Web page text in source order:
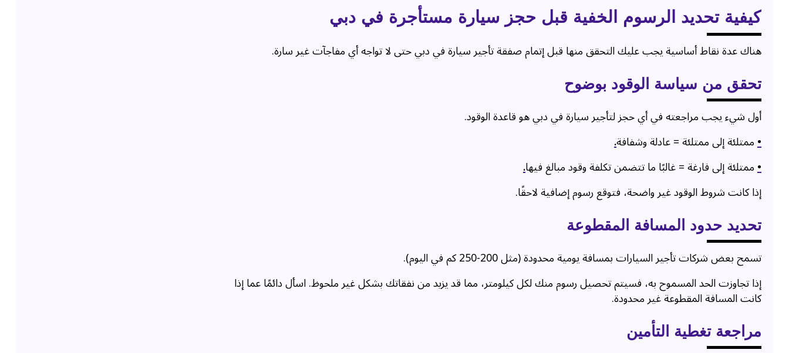
كيفية تحديد الرسوم الخفية قبل حجز سيارة مستأجرة في دبي
هناك عدة نقاط أساسية يجب عليك التحقق منها قبل إتمام صفقة تأجير سيارة في دبي حتى لا تواجه أي مفاجآت غير سارة.
تحقق من سياسة الوقود بوضوح
أول شيء يجب مراجعته في أي حجز لتأجير سيارة في دبي هو قاعدة الوقود.
•ممتلئة إلى ممتلئة = عادلة وشفافة.
•ممتلئة إلى فارغة = غالبًا ما تتضمن تكلفة وقود مبالغ فيها.
إذا كانت شروط الوقود غير واضحة، فتوقع رسوم إضافية لاحقًا.
تحديد حدود المسافة المقطوعة
تسمح بعض شركات تأجير السيارات بمسافة يومية محدودة (مثل 200-250 كم في اليوم).
إذا تجاوزت الحد المسموح به، فسيتم تحصيل رسوم منك لكل كيلومتر، مما قد يزيد من نفقاتك بشكل غير ملحوظ. اسأل دائمًا عما إذا
كانت المسافة المقطوعة غير محدودة.
مراجعة تغطية التأمين